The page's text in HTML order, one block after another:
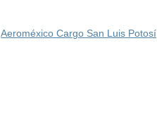
Aeroméxico Cargo San Luis Potosí